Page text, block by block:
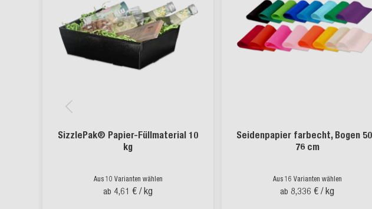
SizzlePak® Papier-Füllmaterial 10
kg
Aus 10 Varianten wählen
ab 4,61 € / kg
Seidenpapier farbecht, Bogen
76 cm
Aus 16 Varianten wählen
ab 8,336 € / kg